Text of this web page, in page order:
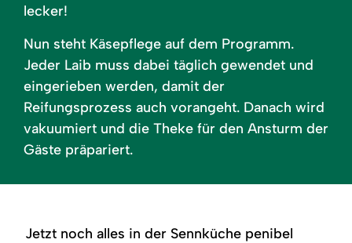
lecker!
Nun steht Käsepflege auf dem Programm.
Jeder Laib muss dabei täglich gewendet und
eingerieben werden, damit der
Reifungsprozess auch vorangeht. Danach wird
vakuumiert und die Theke für den Ansturm der
Gäste präpariert.
Jetzt noch alles in der Sennküche penibel